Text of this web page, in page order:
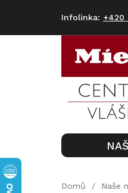
+420
Domů / Naše